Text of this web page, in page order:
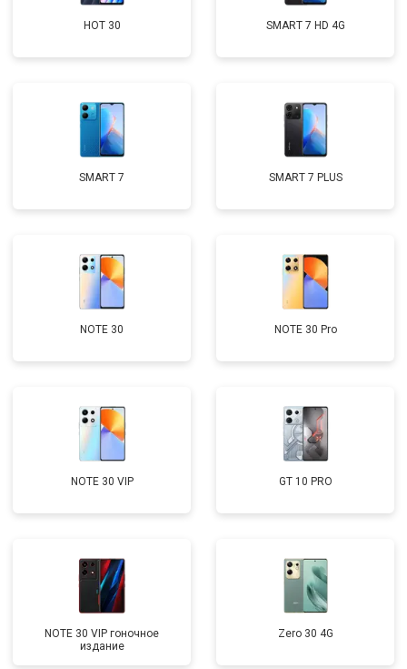
HOT 30 SMART 7 HD 4G
SMART 7 SMART 7 PLUS
NOTE 30 NOTE 30 Pro
NOTE 30 VIP GT 10 PRO
NOTE 30 VIP гоночное
издание
Zero 30 4G